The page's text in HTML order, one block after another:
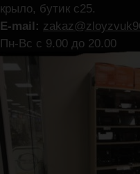
крыло, бутик с25.
E-mail:
Пн-Вс с 9.00 до 20.00